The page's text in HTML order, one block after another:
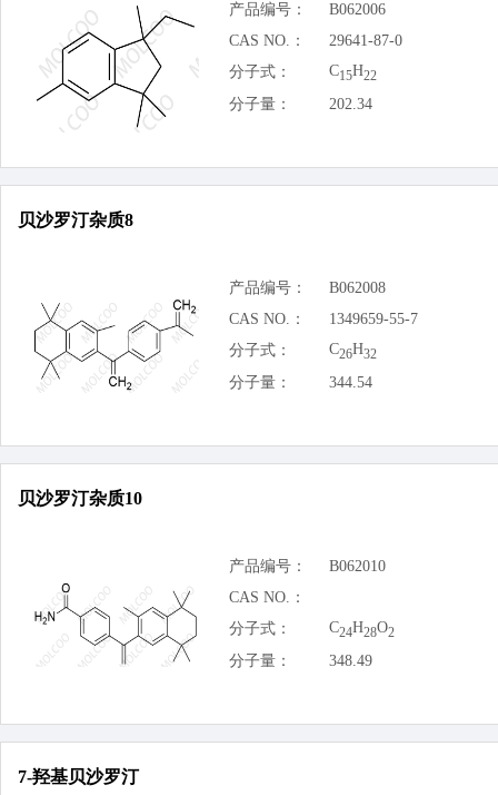
产品编号：
B062006
CAS NO.：
29641-87-0
分子式：
C15H22
分子量： 202.34
贝沙罗汀杂质8
产品编号：
B062008
CAS NO.：
1349659-55-7
分子式：
C26H32
分子量： 344.54
贝沙罗汀杂质10
产品编号：
B062010
CAS NO.：
分子式：
C24H28O2
分子量： 348.49
7-羟基贝沙罗汀